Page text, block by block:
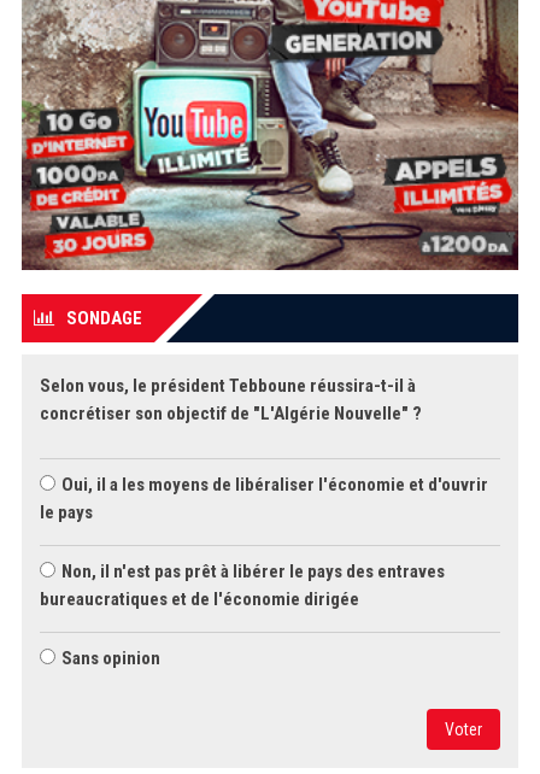
SONDAGE
Selon vous, le président Tebboune réussira-t-il à
concrétiser son objectif de "L'Algérie Nouvelle" ?
Oui, il a les moyens de libéraliser l'économie et d'ouvrir
le pays
Non, il n'est pas prêt à libérer le pays des entraves
bureaucratiques et de l'économie dirigée
Sans opinion
Voter